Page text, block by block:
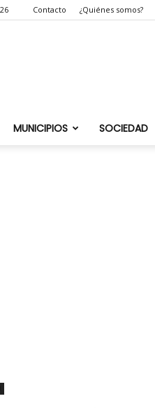
Contacto ¿Quiénes somos?
MUNICIPIOS SOCIEDAD